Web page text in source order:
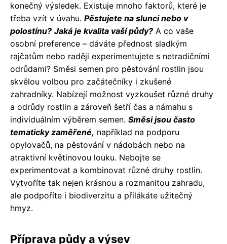
konečný výsledek. Existuje mnoho faktorů, které je
třeba vzít v úvahu. Pěstujete na slunci nebo v
polostínu? Jaká je kvalita vaší půdy? A co vaše
osobní preference – dáváte přednost sladkým
rajčatům nebo raději experimentujete s netradičními
odrůdami? Směsi semen pro pěstování rostlin jsou
skvělou volbou pro začátečníky i zkušené
zahradníky. Nabízejí možnost vyzkoušet různé druhy
a odrůdy rostlin a zároveň šetří čas a námahu s
individuálním výběrem semen. Směsi jsou často
tematicky zaměřené, například na podporu
opylovačů, na pěstování v nádobách nebo na
atraktivní květinovou louku. Nebojte se
experimentovat a kombinovat různé druhy rostlin.
Vytvoříte tak nejen krásnou a rozmanitou zahradu,
ale podpoříte i biodiverzitu a přilákáte užitečný
hmyz.
Příprava půdy a výsev